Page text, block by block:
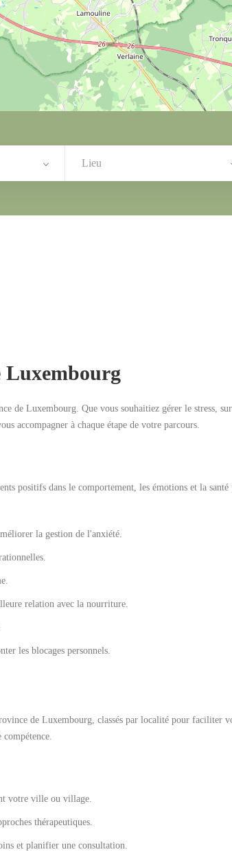
Lieu
Luxembourg
de Luxembourg. Que vous souhaitiez gérer le stress,
accompagner à chaque étape de votre parcours.
positifs dans le comportement, les émotions et la santé
la gestion de l'anxiété.
relation avec la nourriture.
les blocages personnels.
de Luxembourg, classés par localité pour faciliter
votre ville ou village.
thérapeutiques.
et planifier une consultation.